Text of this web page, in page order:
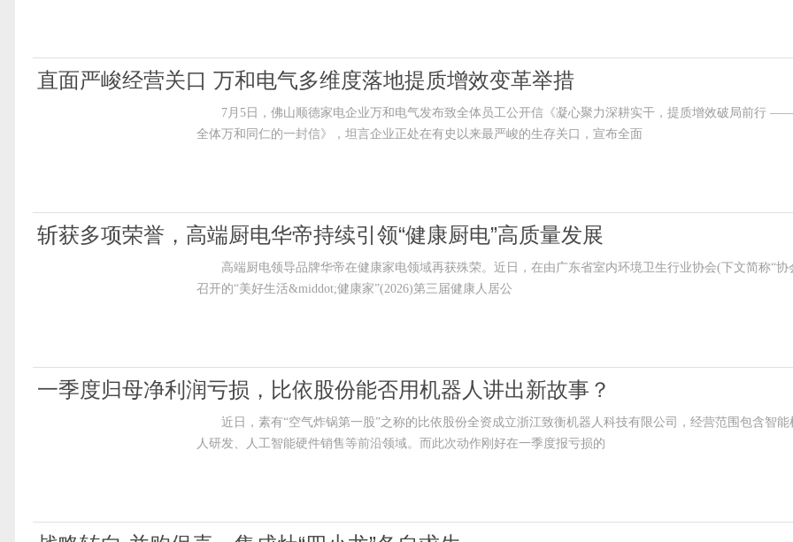
直面严峻经营关口 万和电气多维度落地提质增效变革举措
7月5日，佛山顺德家电企业万和电气发布致全体员工公开信《凝心聚力深耕实干，提质增效破局前行
全体万和同仁的一封信》，坦言企业正处在有史以来最严峻的生存关口，宣布全面
斩获多项荣誉，高端厨电华帝持续引领“健康厨电”高质量发展
高端厨电领导品牌华帝在健康家电领域再获殊荣。近日，在由广东省室内环境卫生行业协会(下文简称“协
召开的“美好生活&middot;健康家”(2026)第三届健康人居公
一季度归母净利润亏损，比依股份能否用机器人讲出新故事？
近日，素有“空气炸锅第一股”之称的比依股份全资成立浙江致衡机器人科技有限公司，经营范围包含智能
人研发、人工智能硬件销售等前沿领域。而此次动作刚好在一季度报亏损的